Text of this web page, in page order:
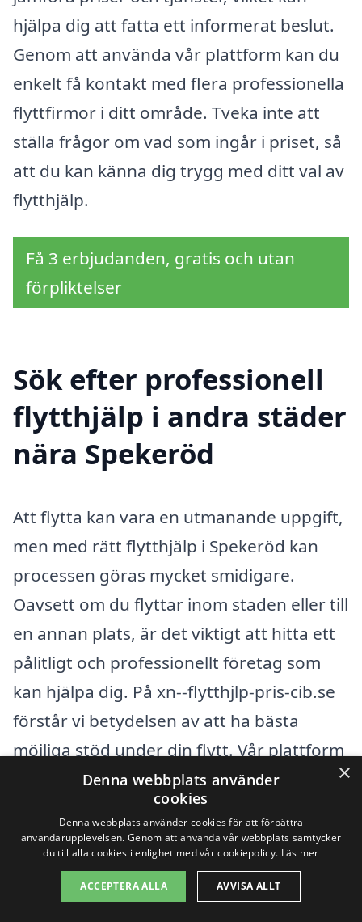
hjälpa dig att fatta ett informerat beslut.
Genom att använda vår plattform kan du
enkelt få kontakt med flera professionella
flyttfirmor i ditt område. Tveka inte att
ställa frågor om vad som ingår i priset, så
att du kan känna dig trygg med ditt val av
flytthjälp.
Få 3 erbjudanden, gratis och utan
förpliktelser
Sök efter professionell
flytthjälp i andra städer
nära Spekeröd
Att flytta kan vara en utmanande uppgift,
men med rätt flytthjälp i Spekeröd kan
processen göras mycket smidigare.
Oavsett om du flyttar inom staden eller till
en annan plats, är det viktigt att hitta ett
pålitligt och professionellt företag som
kan hjälpa dig. På xn--flytthjlp-pris-cib.se
förstår vi betydelsen av att ha bästa
möjliga stöd under din flytt. Vår plattform
gör det enkelt att jämföra och få
erbjudanden från olika företag i ditt
närområde.
När du söker flytthjälp i Spekeröd,
×
Denna webbplats använder
cookies
Denna webbplats använder cookies för att förbättra
användarupplevelsen. Genom att använda vår webbplats samtycker
du till alla cookies i enlighet med vår cookiepolicy. Läs mer
ACCEPTERA ALLA AVVISA ALLT